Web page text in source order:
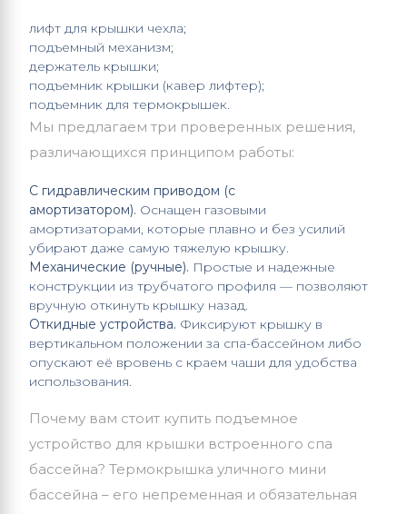
лифт для крышки чехла;
подъемный механизм;
держатель крышки;
подъемник крышки (кавер лифтер);
подъемник для термокрышек.
Мы предлагаем три проверенных решения,
различающихся принципом работы:
С гидравлическим приводом (с
амортизатором). Оснащен газовыми
амортизаторами, которые плавно и без усилий
убирают даже самую тяжелую крышку.
Механические (ручные). Простые и надежные
конструкции из трубчатого профиля — позволяют
вручную откинуть крышку назад.
Откидные устройства. Фиксируют крышку в
вертикальном положении за спа-бассейном либо
опускают её вровень с краем чаши для удобства
использования.
Почему вам стоит купить подъемное
устройство для крышки встроенного спа
бассейна? Термокрышка уличного мини
бассейна – его непременная и обязательная